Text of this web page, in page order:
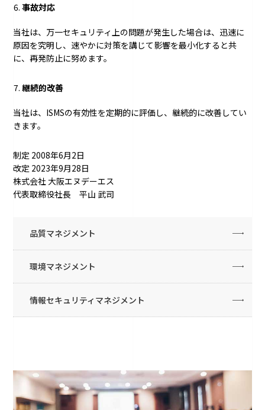
事故対応
当社は、万一セキュリティ上の問題が発生した場合は、迅速に
原因を究明し、速やかに対策を講じて影響を最小化すると共
に、再発防止に努めます。
継続的改善
当社は、ISMSの有効性を定期的に評価し、継続的に改善してい
きます。
制定 2008年6月2日
改定 2023年9月28日
株式会社 大阪エヌデーエス
代表取締役社長 平山 武司
品質マネジメント
環境マネジメント
情報セキュリティマネジメント